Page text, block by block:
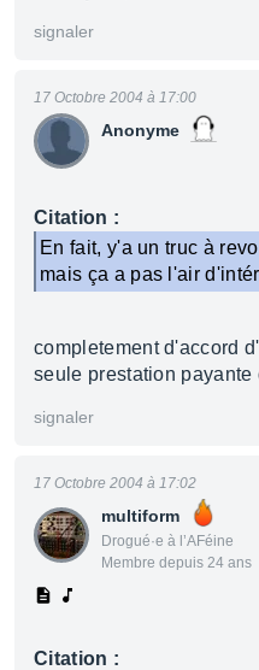
signaler
Anonyme
17 Octobre 2004 à 17:00
Citation :
En fait, y'a un truc à
mais ça a pas l'air
completement d'accord
seule prestation payante
signaler
multiform
Drogué·e à l’AFéine
Membre depuis 24 ans
17 Octobre 2004 à 17:02
Citation :